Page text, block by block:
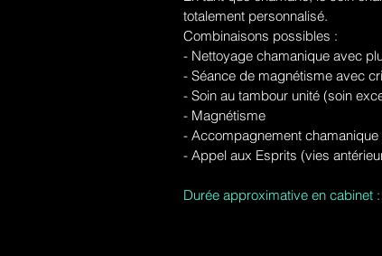
totalement personnalisé.
Combinaisons possibles :
- Nettoyage chamanique avec
- Séance de magnétisme avec
- Soin au tambour unité (soin
- Magnétisme
- Accompagnement chamanique
- Appel aux Esprits (vies
Durée approximative en cabinet